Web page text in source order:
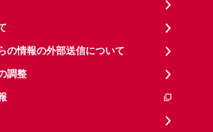
の情報の外部送信について
調整